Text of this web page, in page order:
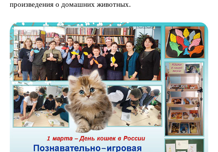
произведения о домашних животных.